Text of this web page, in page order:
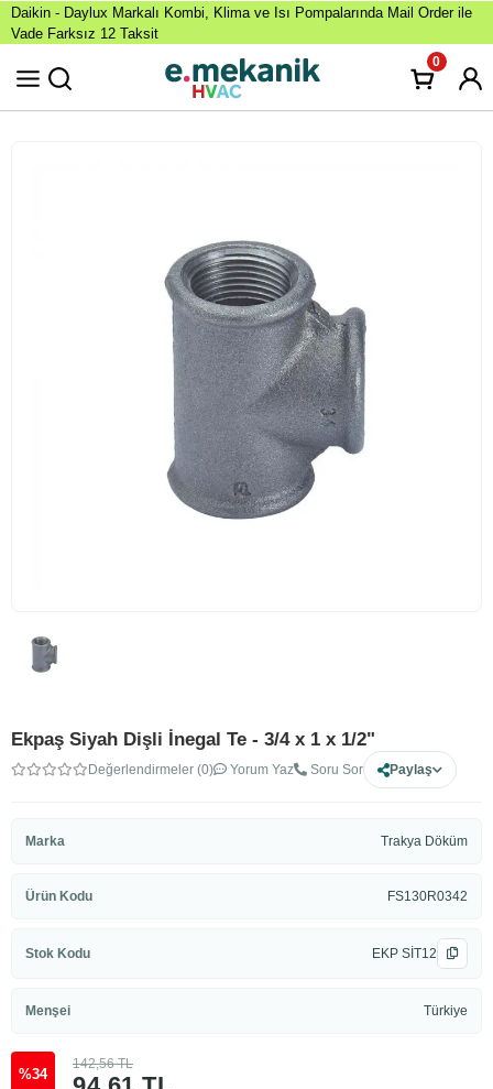
Daikin - Daylux Markalı Kombi, Klima ve Isı Pompalarında Mail Order ile
Vade Farksız 12 Taksit
0
Ekpaş Siyah Dişli İnegal Te - 3/4 x 1 x 1/2"
Değerlendirmeler (0) Yorum Yaz Soru Sor Paylaş
Marka Trakya Döküm
Ürün Kodu FS130R0342
Stok Kodu EKP SİT12
Menşei Türkiye
%34
142,56 TL